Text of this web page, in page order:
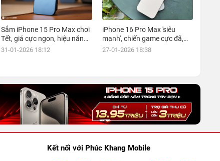
Sắm iPhone 15 Pro Max chơi
Tết, giá cực ngon, hiệu năng
đỉnh, kèm nhiều ưu đãi, mua
31-01-2026 18:12
iPhone 16 Pro Max 'siêu
mạnh', chiến game cực đã,
giá siêu hợp lý, mua ngay!
27-01-2026 18:38
Kết nối với Phúc Khang Mobile